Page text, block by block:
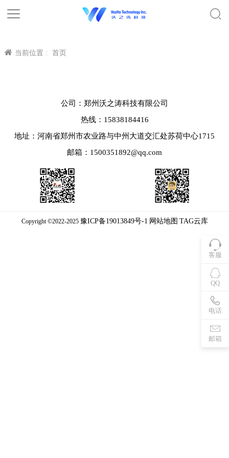
当前位置 : 首页
客服
QQ
电话
邮箱
公司：郑州沃之涛科技有限公司
热线：15838184416
地址：河南省郑州市农业路与中州大道交汇处苏荷中心1715
邮箱：1500351892@qq.com
Copyright ©2022-2025 豫ICP备19013849号-1 网站地图 TAG云库